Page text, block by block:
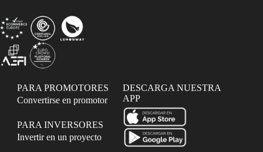
PARA PROMOTORES
Convertirse en promotor
PARA INVERSORES
Invertir en un proyecto
DESCARGA NUESTRA
APP